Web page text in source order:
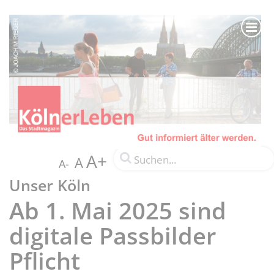
A- AA+
Unser Köln
Ab 1. Mai 2025 sind
digitale Passbilder
Pflicht